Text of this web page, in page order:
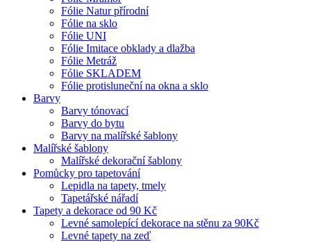
Fólie Natur přírodní
Fólie na sklo
Fólie UNI
Fólie Imitace obklady a dlažba
Fólie Metráž
Fólie SKLADEM
Fólie protisluneční na okna a sklo
Barvy
Barvy tónovací
Barvy do bytu
Barvy na malířské šablony
Malířské šablony
Malířské dekorační šablony
Pomůcky pro tapetování
Lepidla na tapety, tmely
Tapetářské nářadí
Tapety a dekorace od 90 Kč
Levné samolepící dekorace na stěnu za 90Kč
Levné tapety na zeď